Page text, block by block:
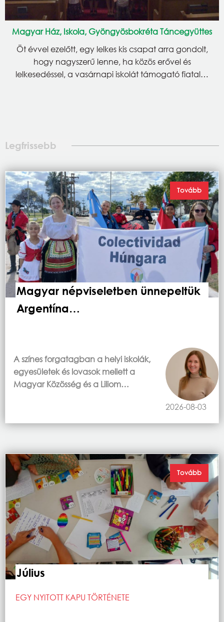
Magyar Ház, Iskola, Gyöngyösbokréta Táncegyüttes
Öt évvel ezelőtt, egy lelkes kis csapat arra gondolt,
hogy nagyszerű lenne, ha közös erővel és
lelkesedéssel, a vasárnapi iskolát támogató fiatal…
Legfrissebb
Magyar népviseletben ünnepeltük
Argentína…
2026-08-03
A színes forgatagban a helyi iskolák,
egyesületek és lovasok mellett a
Magyar Közösség és a Liliom…
Tovább
Július
EGY NYITOTT KAPU TÖRTÉNETE
Tovább